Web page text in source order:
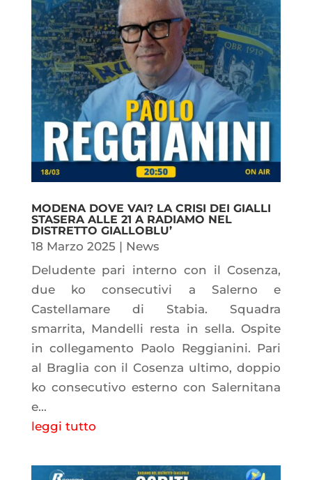
MODENA DOVE VAI? LA CRISI DEI GIALLI
STASERA ALLE 21 A RADIAMO NEL
DISTRETTO GIALLOBLU’
18 Marzo 2025 | News
Deludente pari interno con il Cosenza,
due ko consecutivi a Salerno e
Castellamare di Stabia. Squadra
smarrita, Mandelli resta in sella. Ospite
in collegamento Paolo Reggianini. Pari
al Braglia con il Cosenza ultimo, doppio
ko consecutivo esterno con Salernitana
e...
leggi tutto